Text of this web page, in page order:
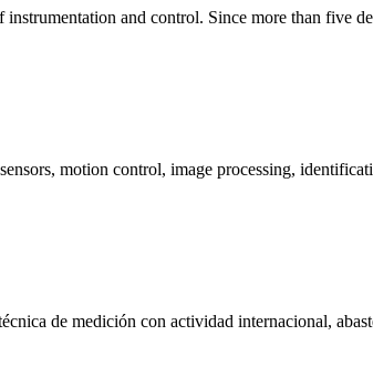
and control. Since more than five
motion control, image processing,
de medición con actividad internacional,